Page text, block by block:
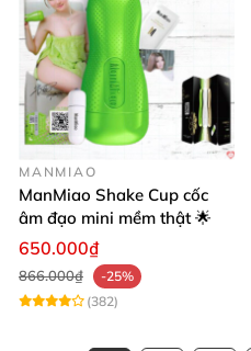
MANMIAO
ManMiao Shake Cup cốc
âm đạo mini mềm thật 🌟
650.000₫
866.000₫
-25%
(382)